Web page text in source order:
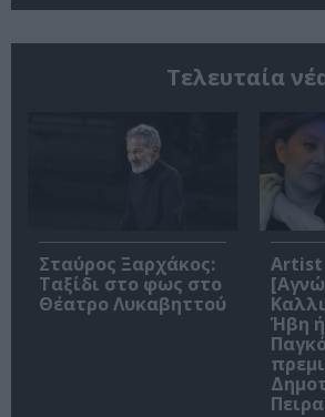
Τελευταία
Σταύρος Ξαρχάκος:
Ταξίδι στο φως στο
Θέατρο Λυκαβηττού
Artist
Ήβη